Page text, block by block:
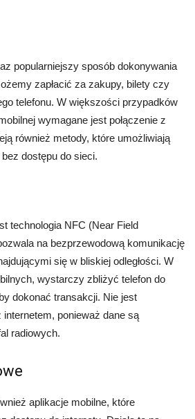
popularniejszy sposób dokonywania
zapłacić za zakupy, bilety czy
telefonu. W większości przypadków
wymagane jest połączenie z
również metody, które umożliwiają
dostępu do sieci.
technologia NFC (Near Field
na bezprzewodową komunikację
się w bliskiej odległości. W
wystarczy zbliżyć telefon do
dokonać transakcji. Nie jest
internetem, ponieważ dane są
radiowych.
aplikacje mobilne, które